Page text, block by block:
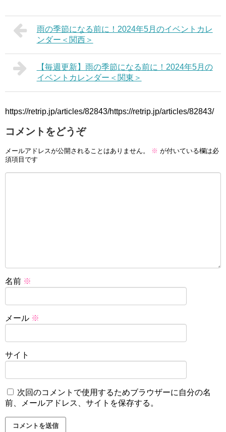
雨の季節になる前に！2024年5月のイベントカレ
ンダー＜関西＞
【毎週更新】雨の季節になる前に！2024年5月の
イベントカレンダー＜関東＞
https://retrip.jp/articles/82843/https://retrip.jp/articles/82843/
コメントをどうぞ
メールアドレスが公開されることはありません。 ※ が付いている欄は必
須項目です
名前 ※
メール ※
サイト
次回のコメントで使用するためブラウザーに自分の名
前、メールアドレス、サイトを保存する。